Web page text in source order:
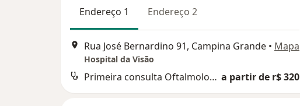
Endereço 1 Endereço 2
Rua José Bernardino 91, Campina Grande • Mapa
Hospital da Visão
Primeira consulta Oftalmologia a partir de r$ 320